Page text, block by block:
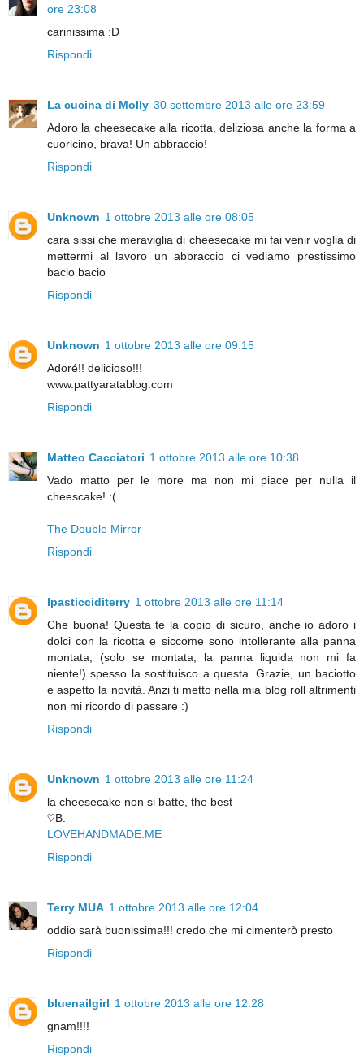
ore 23:08
carinissima :D
Rispondi
La cucina di Molly 30 settembre 2013 alle ore 23:59
Adoro la cheesecake alla ricotta, deliziosa anche la forma a
cuoricino, brava! Un abbraccio!
Rispondi
Unknown 1 ottobre 2013 alle ore 08:05
cara sissi che meraviglia di cheesecake mi fai venir voglia di
mettermi al lavoro un abbraccio ci vediamo prestissimo
bacio bacio
Rispondi
Unknown 1 ottobre 2013 alle ore 09:15
Adoré!! delicioso!!!
www.pattyaratablog.com
Rispondi
Matteo Cacciatori 1 ottobre 2013 alle ore 10:38
Vado matto per le more ma non mi piace per nulla il
cheescake! :(
The Double Mirror
Rispondi
Ipasticciditerry 1 ottobre 2013 alle ore 11:14
Che buona! Questa te la copio di sicuro, anche io adoro i
dolci con la ricotta e siccome sono intollerante alla panna
montata, (solo se montata, la panna liquida non mi fa
niente!) spesso la sostituisco a questa. Grazie, un baciotto
e aspetto la novità. Anzi ti metto nella mia blog roll altrimenti
non mi ricordo di passare :)
Rispondi
Unknown 1 ottobre 2013 alle ore 11:24
la cheesecake non si batte, the best
♡B.
LOVEHANDMADE.ME
Rispondi
Terry MUA 1 ottobre 2013 alle ore 12:04
oddio sarà buonissima!!! credo che mi cimenterò presto
Rispondi
bluenailgirl 1 ottobre 2013 alle ore 12:28
gnam!!!!
Rispondi